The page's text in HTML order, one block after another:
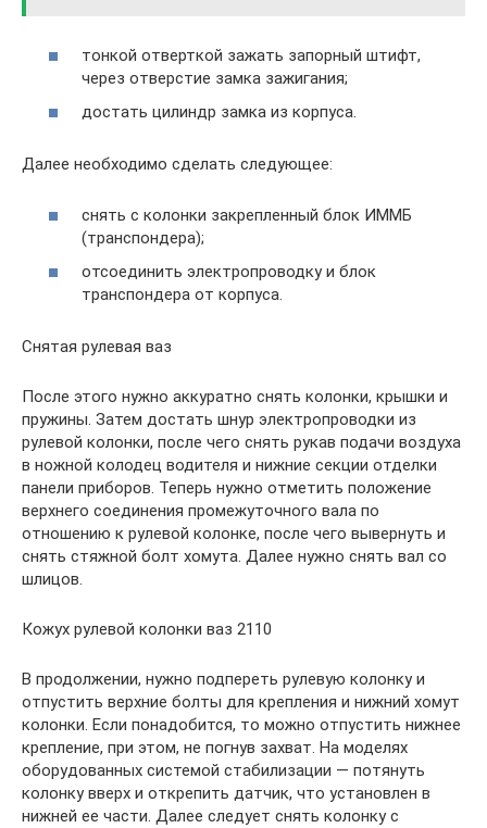
тонкой отверткой зажать запорный штифт,
через отверстие замка зажигания;
достать цилиндр замка из корпуса.
Далее необходимо сделать следующее:
снять с колонки закрепленный блок ИММБ
(транспондера);
отсоединить электропроводку и блок
транспондера от корпуса.
Снятая рулевая ваз
После этого нужно аккуратно снять колонки, крышки и
пружины. Затем достать шнур электропроводки из
рулевой колонки, после чего снять рукав подачи воздуха
в ножной колодец водителя и нижние секции отделки
панели приборов. Теперь нужно отметить положение
верхнего соединения промежуточного вала по
отношению к рулевой колонке, после чего вывернуть и
снять стяжной болт хомута. Далее нужно снять вал со
шлицов.
Кожух рулевой колонки ваз 2110
В продолжении, нужно подпереть рулевую колонку и
отпустить верхние болты для крепления и нижний хомут
колонки. Если понадобится, то можно отпустить нижнее
крепление, при этом, не погнув захват. На моделях
оборудованных системой стабилизации — потянуть
колонку вверх и открепить датчик, что установлен в
нижней ее части. Далее следует снять колонку с